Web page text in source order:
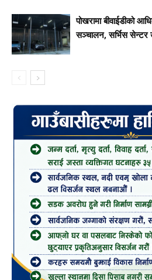
पोखरामा बीवाईडीको
सञ्चालन, सर्भिस सेन्टर